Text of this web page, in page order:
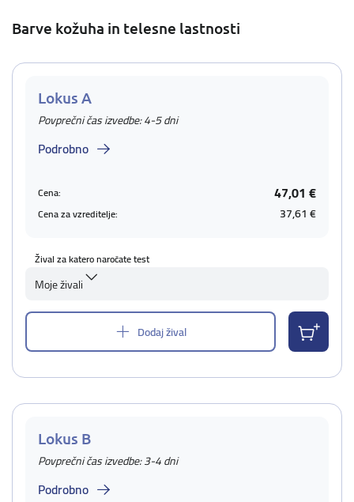
Barve kožuha in telesne lastnosti
Lokus A
Povprečni čas izvedbe: 4-5 dni
Podrobno
Cena: 47,01 €
Cena za vzreditelje: 37,61 €
Žival za katero naročate test
Moje živali
Dodaj žival
Lokus B
Povprečni čas izvedbe: 3-4 dni
Podrobno